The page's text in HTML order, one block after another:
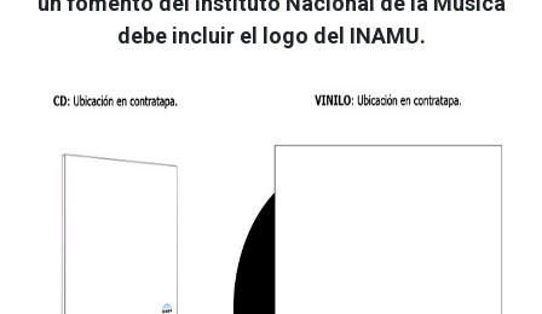
debe incluir el logo del INAMU.